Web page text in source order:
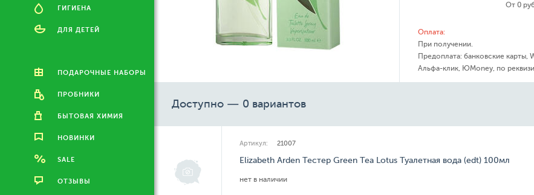
ГИГИЕНА
ДЛЯ ДЕТЕЙ
ПОДАРОЧНЫЕ НАБОРЫ
ПРОБНИКИ
БЫТОВАЯ ХИМИЯ
НОВИНКИ
SALE
ОТЗЫВЫ
От 0
Оплата:
При получении.
Предоплата: банковские карты,
Альфа-клик, ЮMoney, по
Доступно — 0 вариантов
Артикул: 21007
Elizabeth Arden Тестер Green Tea Lotus Туалетная вода (edt) 100мл
нет в наличии